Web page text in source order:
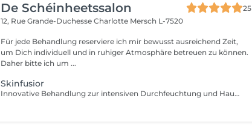
De Schéinheetssalon
25
12, Rue Grande-Duchesse Charlotte Mersch L-7520
Für jede Behandlung reserviere ich mir bewusst ausreichend Zeit,
um Dich individuell und in ruhiger Atmosphäre betreuen zu können.
Daher bitte ich um ...
Skinfusior
Innovative Behandlung zur intensiven Durchfeuchtung und Hauterneuerung. Kombination aus Peeling, Ultraschall, Wirkstoffeinschleusung und abschließender Versiegelung für maximale Hautgesundheit.